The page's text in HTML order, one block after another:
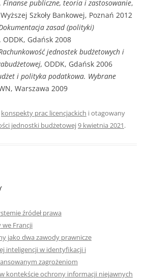
Finanse publiczne, teoria i zastosowanie,
Szkoły Bankowej, Poznań 2012
zasad (polityki)
, ODDK, Gdańsk 2008
jednostek budżetowych i
ODDK, Gdańsk 2006
i polityka podatkowa. Wybrane
Warszawa 2009
konspekty prac licencjackich i otagowany
jednostki budżetowej9 kwietnia 2021.
źródeł prawa
Francji
jako dwa zawody prawnicze
inteligencji w identyfikacji i
zagrożeniom
kontekście ochrony informacji niejawnych